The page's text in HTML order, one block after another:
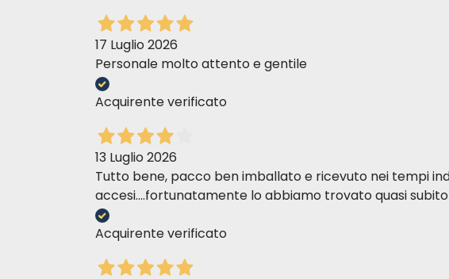
17 Luglio 2026
Personale molto attento e gentile
Acquirente verificato
13 Luglio 2026
Tutto bene, pacco ben imballato e ricevuto nei tempi
accesi....fortunatamente lo abbiamo trovato quasi subito
Acquirente verificato